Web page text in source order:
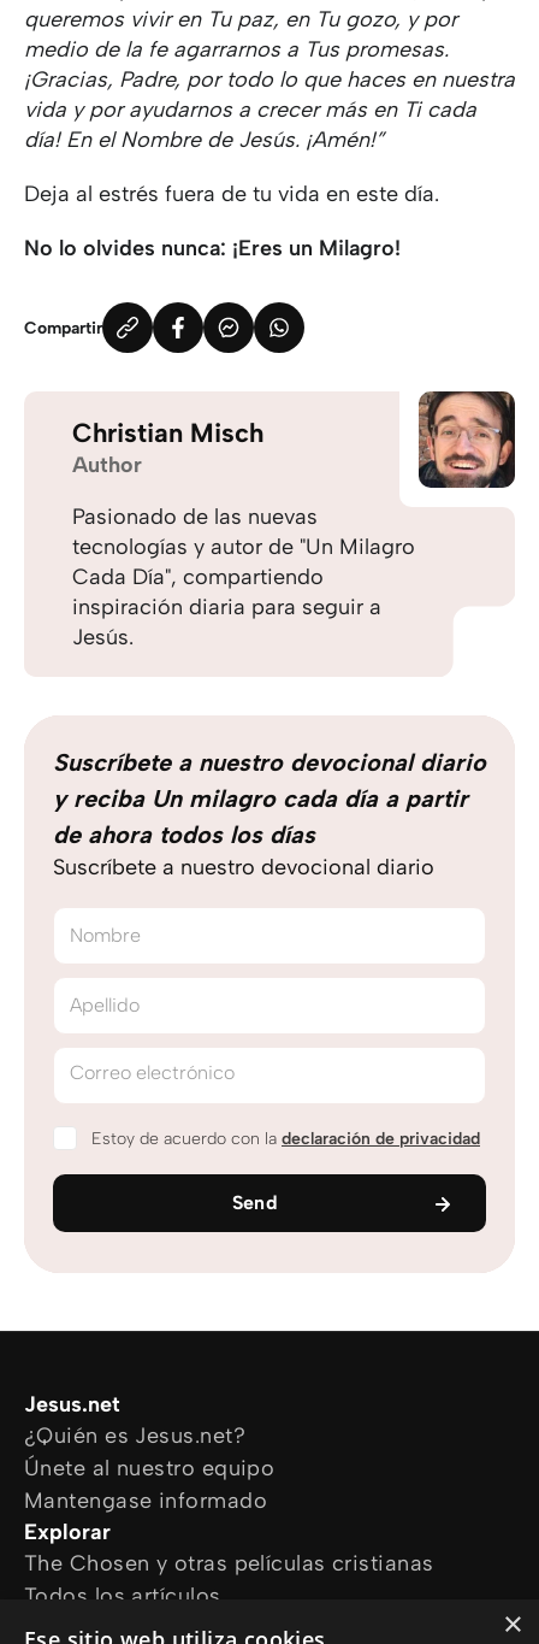
queremos vivir en Tu paz, en Tu gozo, y por
medio de la fe agarrarnos a Tus promesas.
¡Gracias, Padre, por todo lo que haces en nuestra
vida y por ayudarnos a crecer más en Ti cada
día! En el Nombre de Jesús. ¡Amén!”
Deja al estrés fuera de tu vida en este día.
No lo olvides nunca: ¡Eres un Milagro!
Compartir
Christian Misch
Author
Pasionado de las nuevas
tecnologías y autor de "Un Milagro
Cada Día", compartiendo
inspiración diaria para seguir a
Jesús.
Suscríbete a nuestro devocional diario
y reciba Un milagro cada día a partir
de ahora todos los días
Suscríbete a nuestro devocional diario
Nombre
Apellido
Correo electrónico
Estoy de acuerdo con la declaración de privacidad
Send
Jesus.net
¿Quién es Jesus.net?
Únete al nuestro equipo
Mantengase informado
Explorar
The Chosen y otras películas cristianas
Todos los artículos
Cursos online
×